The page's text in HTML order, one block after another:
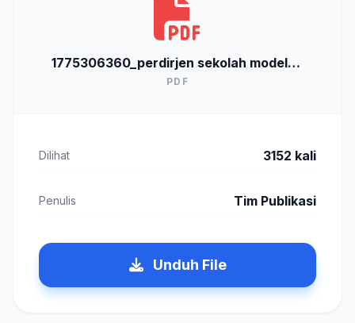
1775306360_perdirjen sekolah model.pdf
PDF
Dilihat 3152 kali
Penulis Tim Publikasi
Unduh File